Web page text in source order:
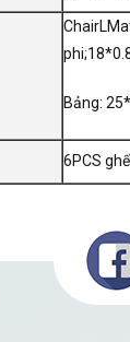
Bảng:
6PCS